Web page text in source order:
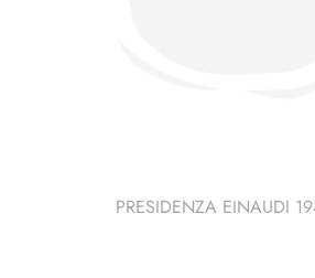
PRESIDENZA EINAUDI